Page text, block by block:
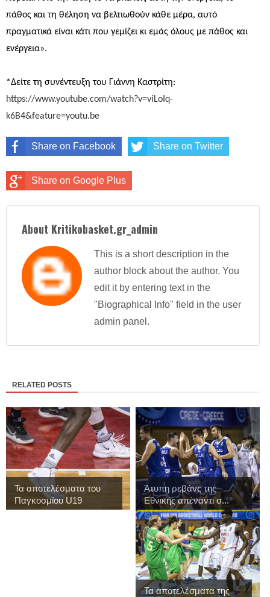
πάθος και τη θέληση να βελτιωθούν κάθε μέρα, αυτό
πραγματικά είναι κάτι που γεμίζει κι εμάς όλους με πάθος και
ενέργεια».
*Δείτε τη συνέντευξη του Γιάννη Καστρίτη:
https://www.youtube.com/watch?v=viLoIq-
k6B4&feature=youtu.be
Share on Facebook Share on Twitter
Share on Google Plus
About Kritikobasket.gr_admin
This is a short description in the
author block about the author. You
edit it by entering text in the
"Biographical Info" field in the user
admin panel.
RELATED POSTS
Τα αποτελέσματα του
Παγκοσμίου U19
Άτυπη ρεβάνς της
Εθνικής απέναντι σ...
Τα αποτελέσματα της